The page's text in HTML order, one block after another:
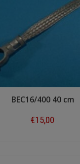
BEC16/400 40 cm
€15,00